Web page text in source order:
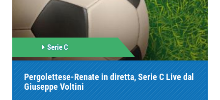
Serie C
Pergolettese-Renate in diretta, Serie C Live dal
Giuseppe Voltini